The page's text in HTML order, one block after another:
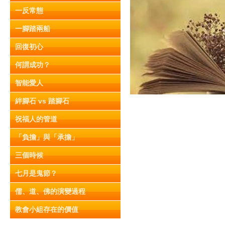
一反常態
一腳踏兩船
回復初心
何謂成功？
智能愛人
絆腳石 vs 踏腳石
祝福人的管道
「負擔」與「承擔」
三個時候
七月是鬼節？
儒、道、佛的演變過程
教會小組存在的價值